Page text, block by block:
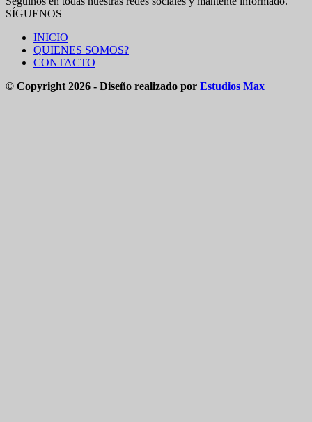
SÍGUENOS
INICIO
QUIENES SOMOS?
CONTACTO
© Copyright 2026 - Diseño realizado por Estudios Max